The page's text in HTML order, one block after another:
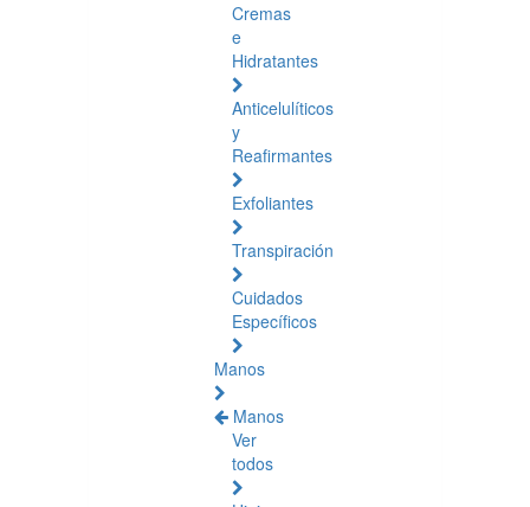
Cremas
e
Hidratantes
Anticelulíticos
y
Reafirmantes
Exfoliantes
Transpiración
Cuidados
Específicos
Manos
Manos
Ver
todos